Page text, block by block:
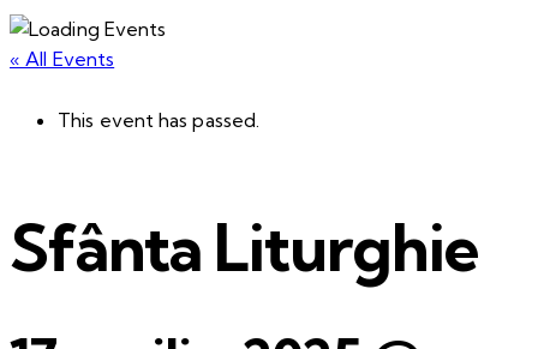
« All Events
This event has passed.
Sfânta Liturghie